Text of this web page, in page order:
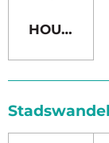
HOUD MIJ